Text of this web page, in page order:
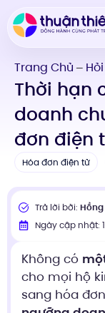
Trang Chủ —
Thời hạn
doanh
đơn điện
Hóa đơn điện tử
Trả lời bởi:
Ngày cập nhật:
Không có
cho mọi hộ
sang hóa